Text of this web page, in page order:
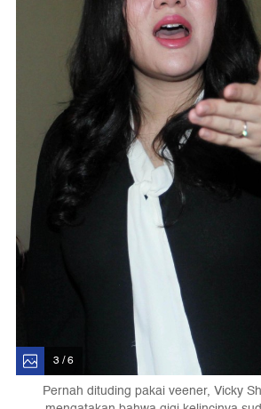
3 / 6
Pernah dituding pakai veener, Vicky